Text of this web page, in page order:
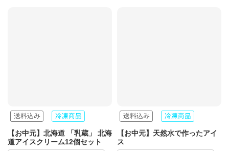
【お中元】北海道 「乳蔵」 北海
道アイスクリーム12個セット
【お中元】天然水で作ったアイ
ス